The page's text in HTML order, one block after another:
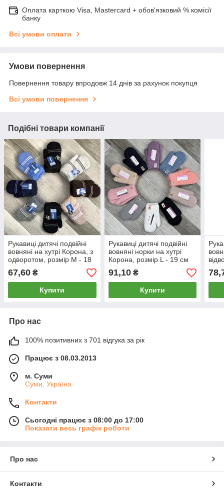
Оплата карткою Visa, Mastercard + обов'язковий % комісії
банку
Всі умови оплати
Умови повернення
Повернення товару впродовж 14 днів за рахунок покупця
Всі умови повернення
Подібні товари компанії
Рукавиці дитячі подвійні
вовняні на хутрі Корона, з
одворотом, розмір M - 18
см, 5351
67,60 ₴
Купити
Рукавиці дитячі подвійні
вовняні норки на хутрі
Корона, розмір L - 19 см
(11-13 років), асорті, 0591
91,10₴
Купити
см,
Про нас
100% позитивних з 701 відгука за рік
Працює з 08.03.2013
м. Суми
Суми, Україна
Контакти
Сьогодні працює з 08:00 до 17:00
Показати весь графік роботи
Про нас
Контакти